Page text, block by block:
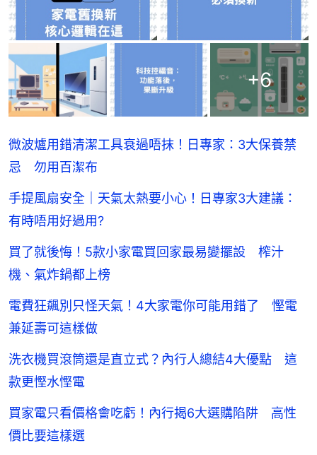
+6
微波爐用錯清潔工具衰過唔抹！日專家：3大保養禁
忌 勿用百潔布
手提風扇安全｜天氣太熱要小心！日專家3大建議：
有時唔用好過用?
買了就後悔！5款小家電買回家最易變擺設 榨汁
機、氣炸鍋都上榜
電費狂飆別只怪天氣！4大家電你可能用錯了 慳電
兼延壽可這樣做
洗衣機買滾筒還是直立式？內行人總結4大優點 這
款更慳水慳電
買家電只看價格會吃虧！內行揭6大選購陷阱 高性
價比要這樣選